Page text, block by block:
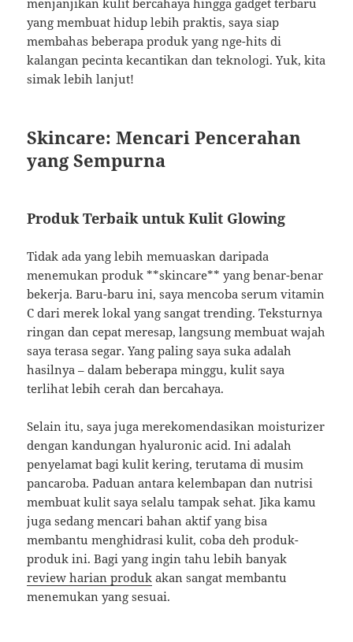
menjanjikan kulit bercahaya hingga gadget terbaru
yang membuat hidup lebih praktis, saya siap
membahas beberapa produk yang nge-hits di
kalangan pecinta kecantikan dan teknologi. Yuk, kita
simak lebih lanjut!
Skincare: Mencari Pencerahan
yang Sempurna
Produk Terbaik untuk Kulit Glowing
Tidak ada yang lebih memuaskan daripada
menemukan produk **skincare** yang benar-benar
bekerja. Baru-baru ini, saya mencoba serum vitamin
C dari merek lokal yang sangat trending. Teksturnya
ringan dan cepat meresap, langsung membuat wajah
saya terasa segar. Yang paling saya suka adalah
hasilnya – dalam beberapa minggu, kulit saya
terlihat lebih cerah dan bercahaya.
Selain itu, saya juga merekomendasikan moisturizer
dengan kandungan hyaluronic acid. Ini adalah
penyelamat bagi kulit kering, terutama di musim
pancaroba. Paduan antara kelembapan dan nutrisi
membuat kulit saya selalu tampak sehat. Jika kamu
juga sedang mencari bahan aktif yang bisa
membantu menghidrasi kulit, coba deh produk-
produk ini. Bagi yang ingin tahu lebih banyak
review harian produk akan sangat membantu
menemukan yang sesuai.